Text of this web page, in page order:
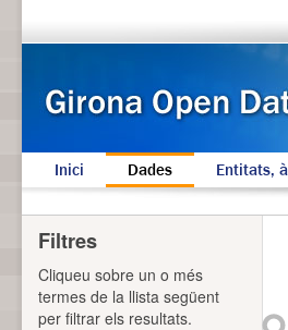
Inici Dades Entitats,
Filtres
Cliqueu sobre un o més
termes de la llista següent
per filtrar els resultats.